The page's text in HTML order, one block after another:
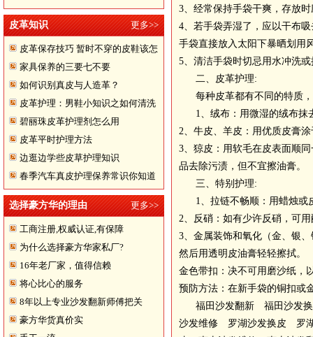
皮革知识 更多>>
皮革保存技巧 暂时不穿的皮鞋该怎
样储存
家具保养的三要七不要
如何识别真皮与人造革？
皮革护理：男鞋小知识之如何清洗
翻皮皮鞋
碧丽珠皮革护理剂怎么用
皮革平时护理方法
边逛边学些皮草护理知识
春季汽车真皮护理保养常识你知道
多少
选择豪方华的理由 更多>>
工商注册,权威认证,有保障
为什么选择豪方华家私厂?
16年老厂家，值得信赖
将心比心的服务
8年以上专业沙发翻新师傅把关
豪方华货真价实
3、经常保持手袋干爽，存放
4、若手袋弄湿了，应以干布
手袋直接放入太阳下暴晒划用
5、清洁手袋时切忌用水冲洗
二、皮革护理:
每种皮革都有不同的特质
1、绒布：用微湿的绒布
2、牛皮、羊皮：用优质皮膏
3、猄皮：用软毛在皮表面顺
品去除污渍，但不宜擦油膏。
三、特别护理:
1、拉链不畅顺：用蜡烛
2、反硝：如有少许反硝，可
3、金属装饰和氧化（金、银
然后用透明皮油膏轻轻擦拭。
金色带扣：决不可用磨沙纸，
预防方法：在新手袋的铜扣或
福田沙发翻新 福田沙
沙发维修 罗湖沙发换皮 罗